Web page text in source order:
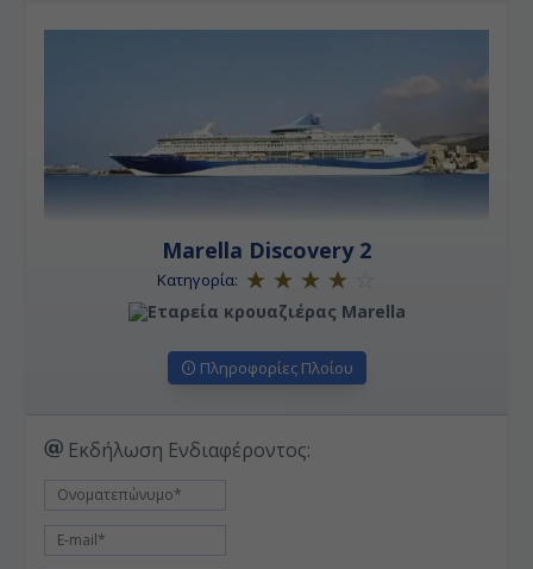
Marella Discovery 2
Κατηγορία:
Πληροφορίες Πλοίου
Εκδήλωση Ενδιαφέροντος: